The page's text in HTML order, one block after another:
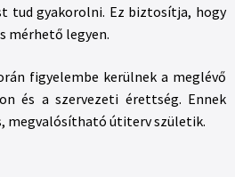
tud gyakorolni. Ez biztosítja, hogy
mérhető legyen.
figyelembe kerülnek a meglévő
és a szervezeti érettség. Ennek
megvalósítható útiterv születik.